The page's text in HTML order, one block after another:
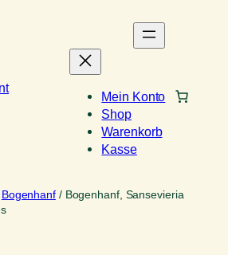
Mein Konto
Shop
Warenkorb
Kasse
Bogenhanf/ Bogenhanf, Sansevieria